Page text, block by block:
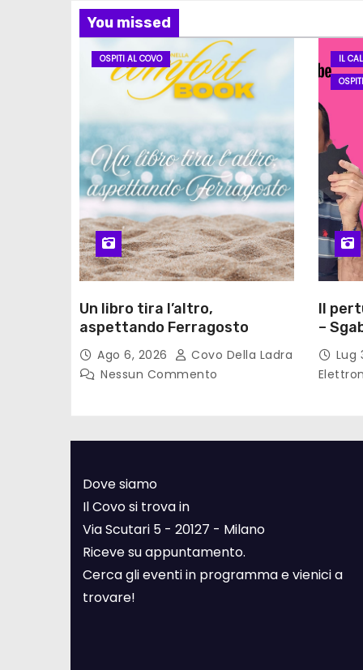
You missed
OSPITI AL COVO
Un libro tira l’altro,
aspettando Ferragosto
Ago 6, 2026
Covo Della Ladra
Nessun Commento
IL
Il
–
Lug
Dove siamo
Il Covo si trova in
Via Scutari 5 - 20127 - Milano
Riceve su appuntamento.
Cerca gli eventi in programma e vienici a
trovare!